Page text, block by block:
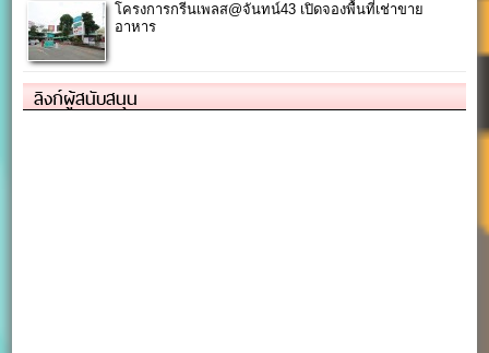
โครงการกรีนเพลส@จันทน์43 เปิดจองพื้นที่เช่าขาย
อาหาร
ลิงก์ผู้สนับสนุน